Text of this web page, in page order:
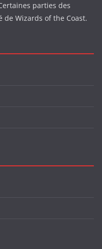
parties des
Wizards of the Coast.